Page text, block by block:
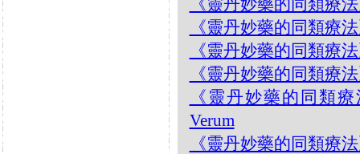
《靈丹妙藥的同類療
《靈丹妙藥的同類療
《靈丹妙藥的同類療
《靈丹妙藥的同類療
《靈丹妙藥的同類
Verum
《靈丹妙藥的同類療